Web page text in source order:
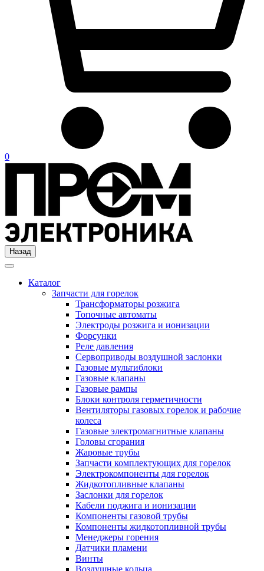
0
Назад
Каталог
Запчасти для горелок
Трансформаторы розжига
Топочные автоматы
Электроды розжига и ионизации
Форсунки
Реле давления
Сервоприводы воздушной заслонки
Газовые мультиблоки
Газовые клапаны
Газовые рампы
Блоки контроля герметичности
Вентиляторы газовых горелок и рабочие
колеса
Газовые электромагнитные клапаны
Головы сгорания
Жаровые трубы
Запчасти комплектующих для горелок
Электрокомпоненты для горелок
Жидкотопливные клапаны
Заслонки для горелок
Кабели поджига и ионизации
Компоненты газовой трубы
Компоненты жидкотопливной трубы
Менеджеры горения
Датчики пламени
Винты
Воздушные кольца